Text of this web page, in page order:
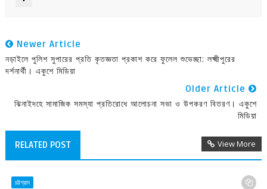
Newer Article
নড়াইলে পুলিশ সুপারের প্রতি কৃতজ্ঞতা প্রকাশ করে ফুলেল শুভেচ্ছা: লক্ষ্মীপুরের
দর্শনার্থী। একুশে মিডিয়া
Older Article
ঝিনাইদহে সামাজিক সমস্যা প্রতিরোধে আলোচনা সভা ও উপকরণ বিতরণ। একুশে
মিডিয়া
RELATED POST View More
চট্টগ্রাম